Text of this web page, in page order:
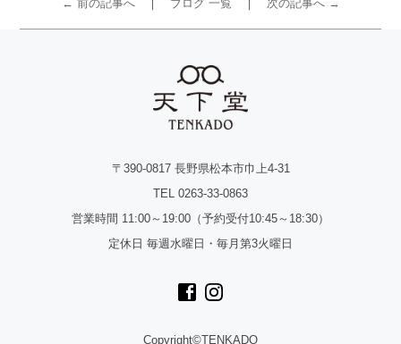
← 前の記事へ ブログ 一覧 次の記事へ →
〒390-0817 長野県松本市巾上4-31
TEL 0263-33-0863
営業時間 11:00～19:00（予約受付10:45～18:30）
定休日 毎週水曜日・毎月第3火曜日
Copyright©TENKADO